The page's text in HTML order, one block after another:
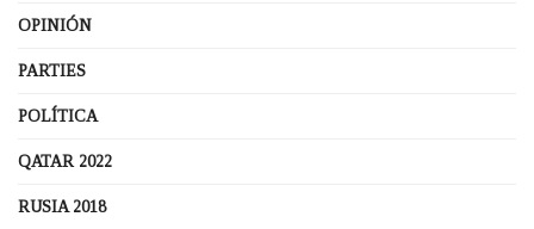
OPINIÓN
PARTIES
POLÍTICA
QATAR 2022
RUSIA 2018